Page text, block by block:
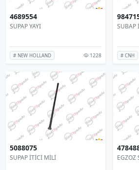
4689554
SUPAP YAYI
# NEW HOLLAND 1228
SUBAP
# CNH
5088075
SUPAP İTİCİ MİLİ EGZOZ